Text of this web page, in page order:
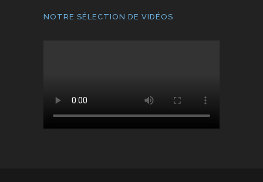
NOTRE SÉLECTION DE VIDÉOS